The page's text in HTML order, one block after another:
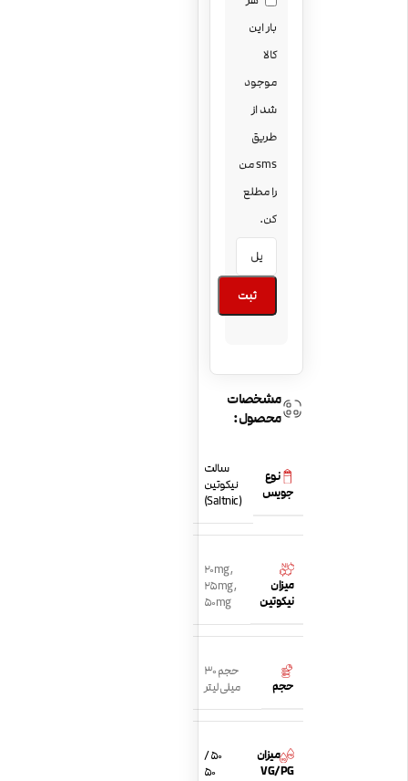
بار این
کالا
موجود
شد از
طریق
sms من
را مطلع
کن.
ثبت
مشخصات
محصول:
نوع
جویس
سالت
نیکوتین
(Saltnic)
میزان
نیکوتین
20mg,
25mg,
50mg
حجم
حجم 30
میلی لیتر
میزان
VG/PG
50 /
50